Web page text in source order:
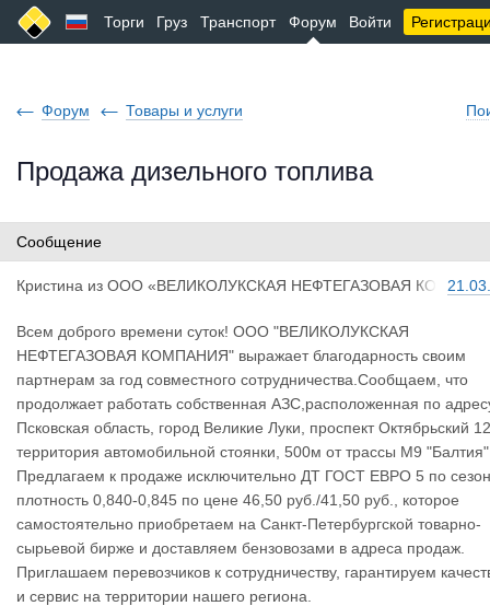
Торги Груз Транспорт Форум Войти
Форум Товары и услуги
Продажа дизельного топлива
Сообщение
Кристина из ООО «ВЕЛИКОЛУКСКАЯ НЕФТЕГАЗОВАЯ КО
Всем доброго времени суток! ООО "ВЕЛИКОЛУКСКАЯ
НЕФТЕГАЗОВАЯ КОМПАНИЯ" выражает благодарность своим
партнерам за год совместного сотрудничества.Сообщаем, что
продолжает работать собственная АЗС,расположенная по
Псковская область, город Великие Луки, проспект Октябрьский
территория автомобильной стоянки, 500м от трассы М9
Предлагаем к продаже исключительно ДТ ГОСТ ЕВРО 5 по
плотность 0,840-0,845 по цене 46,50 руб./41,50 руб., которое
самостоятельно приобретаем на Санкт-Петербургской товарно-
сырьевой бирже и доставляем бензовозами в адреса продаж.
Приглашаем перевозчиков к сотрудничеству, гарантируем
и сервис на территории нашего региона.